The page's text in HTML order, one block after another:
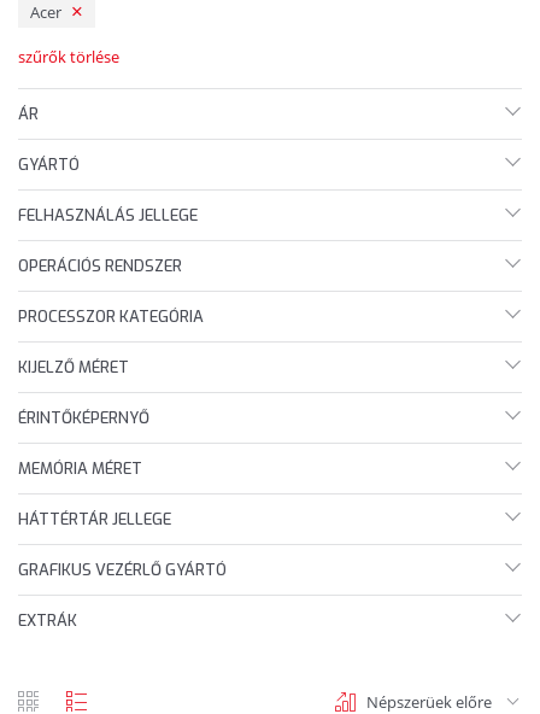
Acer
szűrők törlése
ÁR
GYÁRTÓ
FELHASZNÁLÁS JELLEGE
OPERÁCIÓS RENDSZER
PROCESSZOR KATEGÓRIA
KIJELZŐ MÉRET
ÉRINTŐKÉPERNYŐ
MEMÓRIA MÉRET
HÁTTÉRTÁR JELLEGE
GRAFIKUS VEZÉRLŐ GYÁRTÓ
EXTRÁK
Népszerüek előre